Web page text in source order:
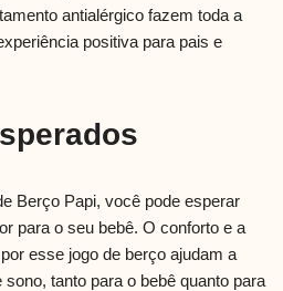
antialérgico fazem toda a
positiva para pais e
Berço Papi, você pode esperar
para o seu bebê. O conforto e a
esse jogo de berço ajudam a
tanto para o bebê quanto para